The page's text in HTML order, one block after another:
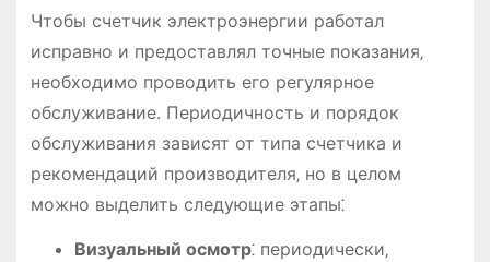
Чтобы счетчик электроэнергии работал
исправно и предоставлял точные показания‚
необходимо проводить его регулярное
обслуживание. Периодичность и порядок
обслуживания зависят от типа счетчика и
рекомендаций производителя‚ но в целом
можно выделить следующие этапы⁚
Визуальный осмотр⁚ периодически‚